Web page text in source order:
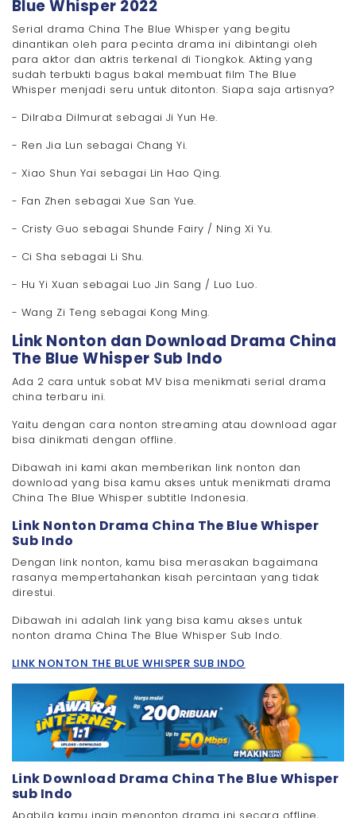
Blue Whisper 2022
Serial drama China The Blue Whisper yang begitu
dinantikan oleh para pecinta drama ini dibintangi oleh
para aktor dan aktris terkenal di Tiongkok. Akting yang
sudah terbukti bagus bakal membuat film The Blue
Whisper menjadi seru untuk ditonton. Siapa saja artisnya?
- Dilraba Dilmurat sebagai Ji Yun He.
- Ren Jia Lun sebagai Chang Yi.
- Xiao Shun Yai sebagai Lin Hao Qing.
- Fan Zhen sebagai Xue San Yue.
- Cristy Guo sebagai Shunde Fairy / Ning Xi Yu.
- Ci Sha sebagai Li Shu.
- Hu Yi Xuan sebagai Luo Jin Sang / Luo Luo.
- Wang Zi Teng sebagai Kong Ming.
Link Nonton dan Download Drama China
The Blue Whisper Sub Indo
Ada 2 cara untuk sobat MV bisa menikmati serial drama
china terbaru ini.
Yaitu dengan cara nonton streaming atau download agar
bisa dinikmati dengan offline.
Dibawah ini kami akan memberikan link nonton dan
download yang bisa kamu akses untuk menikmati drama
China The Blue Whisper subtitle Indonesia.
Link Nonton Drama China The Blue Whisper
Sub Indo
Dengan link nonton, kamu bisa merasakan bagaimana
rasanya mempertahankan kisah percintaan yang tidak
direstui.
Dibawah ini adalah link yang bisa kamu akses untuk
nonton drama China The Blue Whisper Sub Indo.
LINK NONTON THE BLUE WHISPER SUB INDO
Link Download Drama China The Blue Whisper
sub Indo